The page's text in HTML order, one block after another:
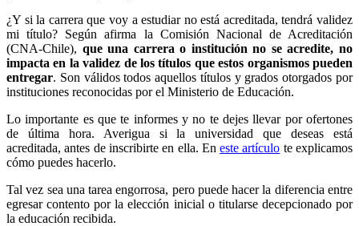
¿Y si la carrera que voy a estudiar no está acreditada, tendrá validez
mi título? Según afirma la Comisión Nacional de Acreditación
(CNA-Chile), que una carrera o institución no se acredite, no
impacta en la validez de los títulos que estos organismos pueden
entregar. Son válidos todos aquellos títulos y grados otorgados por
instituciones reconocidas por el Ministerio de Educación.
Lo importante es que te informes y no te dejes llevar por ofertones
de última hora. Averigua si la universidad que deseas está
acreditada, antes de inscribirte en ella. Eneste artículo te explicamos
cómo puedes hacerlo.
Tal vez sea una tarea engorrosa, pero puede hacer la diferencia entre
egresar contento por la elección inicial o titularse decepcionado por
la educación recibida.